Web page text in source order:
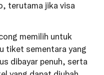
terutama jika visa
memilih untuk
tiket sementara yang
dibayar penuh, serta